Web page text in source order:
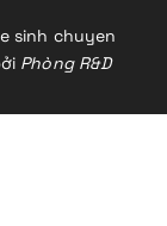
sinh chuyen
Phòng R&D